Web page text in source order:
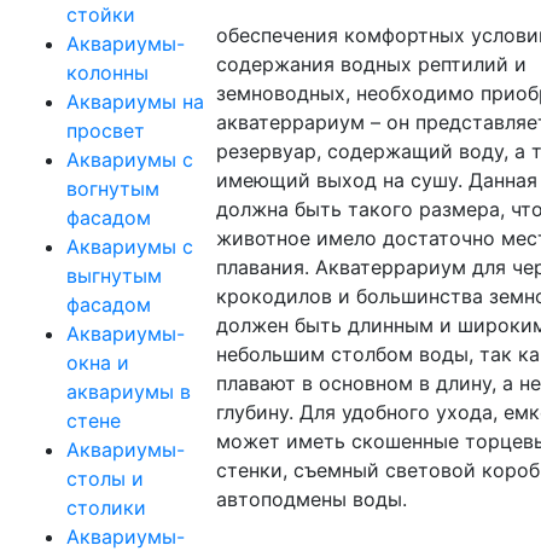
стойки
Аквариумы-
колонны
Аквариумы на
просвет
Аквариумы с
вогнутым
фасадом
Аквариумы с
выгнутым
фасадом
Аквариумы-
окна и
аквариумы в
стене
Аквариумы-
столы и
столики
Аквариумы-
обеспечения комфортных
содержания водных рептилий и
земноводных, необходимо
акватеррариум – он
резервуар, содержащий воду, а
имеющий выход на сушу. Данная
должна быть такого размера,
животное имело достаточно
плавания. Акватеррариум для
крокодилов и большинства
должен быть длинным и
небольшим столбом воды, так
плавают в основном в длину, а
глубину. Для удобного ухода,
может иметь скошенные
стенки, съемный световой
автоподмены воды.